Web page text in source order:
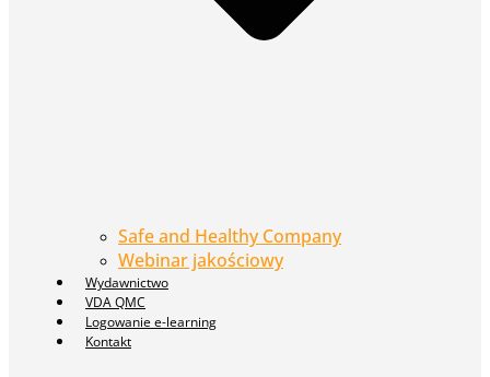
Safe and Healthy Company
Webinar jakościowy
Wydawnictwo
VDA QMC
Logowanie e-learning
Kontakt